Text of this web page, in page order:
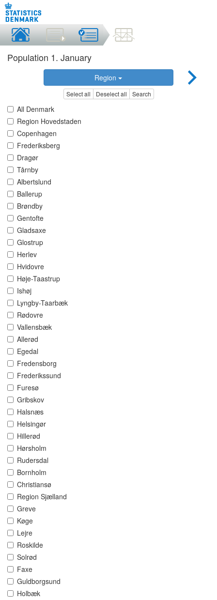
Population 1. January
Region
Select all Deselect all Search
All Denmark
Region Hovedstaden
Copenhagen
Frederiksberg
Dragør
Tårnby
Albertslund
Ballerup
Brøndby
Gentofte
Gladsaxe
Glostrup
Herlev
Hvidovre
Høje-Taastrup
Ishøj
Lyngby-Taarbæk
Rødovre
Vallensbæk
Allerød
Egedal
Fredensborg
Frederikssund
Furesø
Gribskov
Halsnæs
Helsingør
Hillerød
Hørsholm
Rudersdal
Bornholm
Christiansø
Region Sjælland
Greve
Køge
Lejre
Roskilde
Solrød
Faxe
Guldborgsund
Holbæk